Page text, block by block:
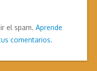
el spam. Aprende
comentarios.